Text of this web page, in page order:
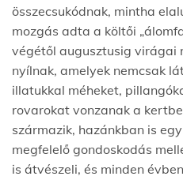
összecsukódnak, mintha
mozgás adta a költői
végétől augusztusig virágai
nyílnak, amelyek nemcsak
illatukkal méheket,
rovarokat vonzanak a
származik, hazánkban is
megfelelő gondoskodás
is átvészeli, és minden